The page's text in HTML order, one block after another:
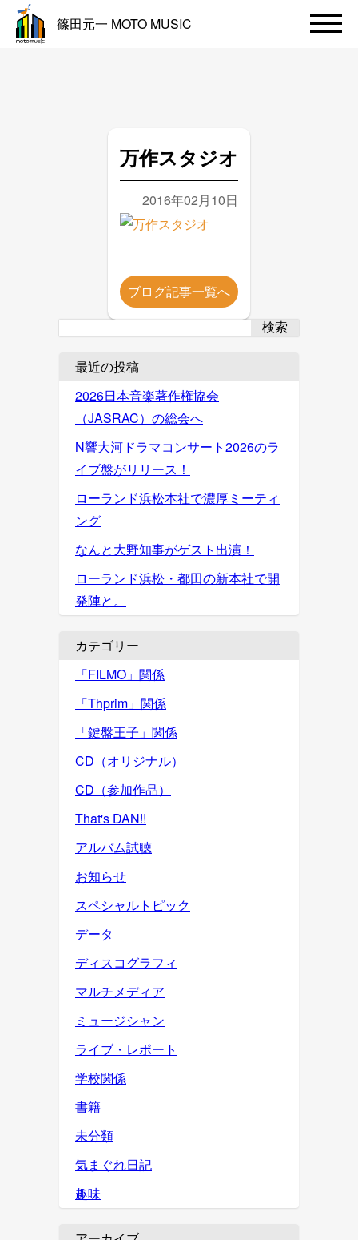
篠田元一 MOTO MUSIC
万作スタジオ
2016年02月10日
ブログ記事一覧へ
検索
最近の投稿
2026日本音楽著作権協会
（JASRAC）の総会へ
N響大河ドラマコンサート2026のラ
イブ盤がリリース！
ローランド浜松本社で濃厚ミーティ
ング
なんと大野知事がゲスト出演！
ローランド浜松・都田の新本社で開
発陣と。
カテゴリー
「FILMO」関係
「Thprim」関係
「鍵盤王子」関係
CD（オリジナル）
CD（参加作品）
That's DAN!!
アルバム試聴
お知らせ
スペシャルトピック
データ
ディスコグラフィ
マルチメディア
ミュージシャン
ライブ・レポート
学校関係
書籍
未分類
気まぐれ日記
趣味